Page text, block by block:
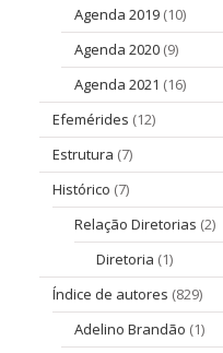
Agenda 2019 (10)
Agenda 2020 (9)
Agenda 2021 (16)
Efemérides (12)
Estrutura (7)
Histórico (7)
Relação Diretorias (2)
Diretoria (1)
Índice de autores (829)
Adelino Brandão (1)